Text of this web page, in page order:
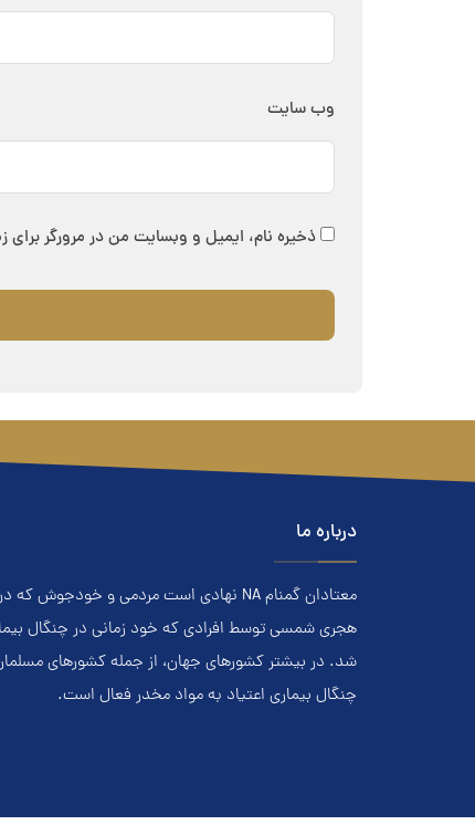
وب‌ سایت
ذخیره نام، ایمیل و وبسایت من در مرورگر
درباره ما
هجري‌ شمسي توسط افرادي که خود زماني در چنگال
شد. در بيشتر کشور‌هاي جهان، از جمله کشور‌هاي
چنگال بیماری اعتياد به مواد مخدر فعال است.